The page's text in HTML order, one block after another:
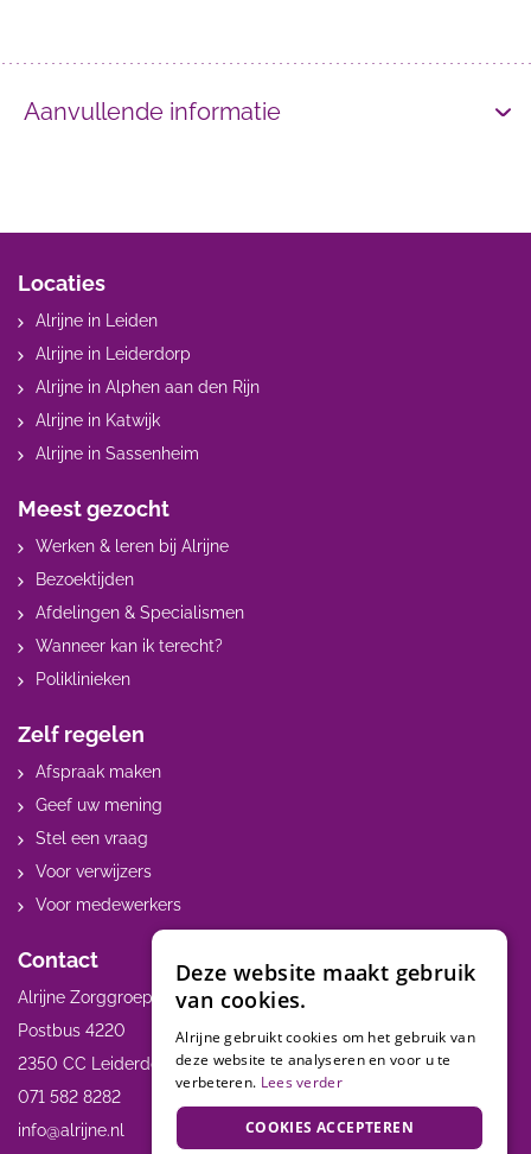
Aanvullende informatie
Locaties
Alrijne in Leiden
Alrijne in Leiderdorp
Alrijne in Alphen aan den Rijn
Alrijne in Katwijk
Alrijne in Sassenheim
Meest gezocht
Werken & leren bij Alrijne
Bezoektijden
Afdelingen & Specialismen
Wanneer kan ik terecht?
Poliklinieken
Zelf regelen
Afspraak maken
Geef uw mening
Stel een vraag
Voor verwijzers
Voor medewerkers
Contact
Alrijne Zorggroep
Postbus 4220
2350 CC Leiderdorp
071 582 8282
info@alrijne.nl
Deze website maakt gebruik
van cookies.
Alrijne gebruikt cookies om het gebruik van
deze website te analyseren en voor u te
verbeteren. Lees verder
COOKIES ACCEPTEREN